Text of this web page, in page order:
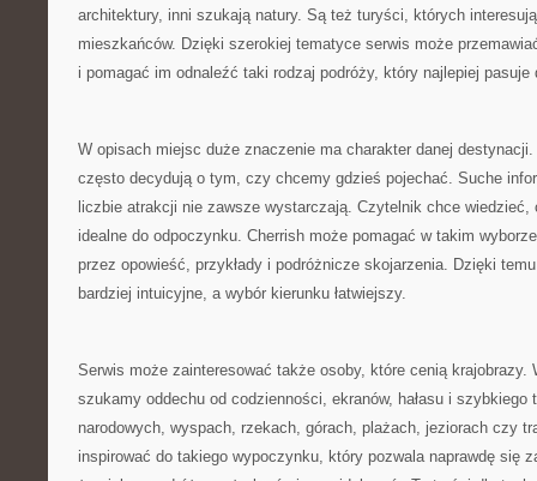
architektury, inni szukają natury. Są też turyści, których
mieszkańców. Dzięki szerokiej tematyce serwis może
i pomagać im odnaleźć taki rodzaj podróży, który najlepiej pasuje
W opisach miejsc duże znaczenie ma charakter danej destynacji.
często decydują o tym, czy chcemy gdzieś pojechać. Suche
liczbie atrakcji nie zawsze wystarczają. Czytelnik chce
idealne do odpoczynku. Cherrish może pomagać w takim
przez opowieść, przykłady i podróżnicze skojarzenia. Dzięki
bardziej intuicyjne, a wybór kierunku łatwiejszy.
Serwis może zainteresować także osoby, które cenią krajobrazy.
szukamy oddechu od codzienności, ekranów, hałasu i szybkiego
narodowych, wyspach, rzekach, górach, plażach, jeziorach czy
inspirować do takiego wypoczynku, który pozwala naprawdę się